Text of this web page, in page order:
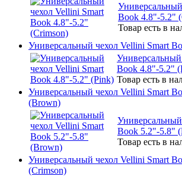
Book 4.8"-5.2"
Товар есть в
Универсальный чехол Vellini Smart
Book 4.8"-5.2"
Товар есть в
Универсальный чехол Vellini Smart
(Brown)
Book 5.2"-5.8"
Товар есть в
Универсальный чехол Vellini Smart
(Crimson)